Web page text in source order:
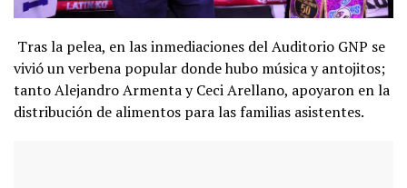
Tras la pelea, en las inmediaciones del Auditorio GNP se
vivió un verbena popular donde hubo música y antojitos;
tanto Alejandro Armenta y Ceci Arellano, apoyaron en la
distribución de alimentos para las familias asistentes.